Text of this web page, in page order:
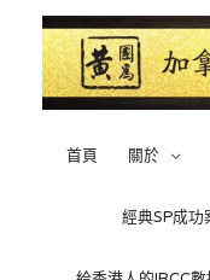
首頁 關於
經典SP成功